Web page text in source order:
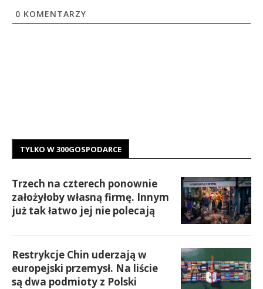
0 KOMENTARZY
TYLKO W 300GOSPODARCE
Trzech na czterech ponownie
założyłoby własną firmę. Innym
już tak łatwo jej nie polecają
Restrykcje Chin uderzają w
europejski przemysł. Na liście
są dwa podmioty z Polski